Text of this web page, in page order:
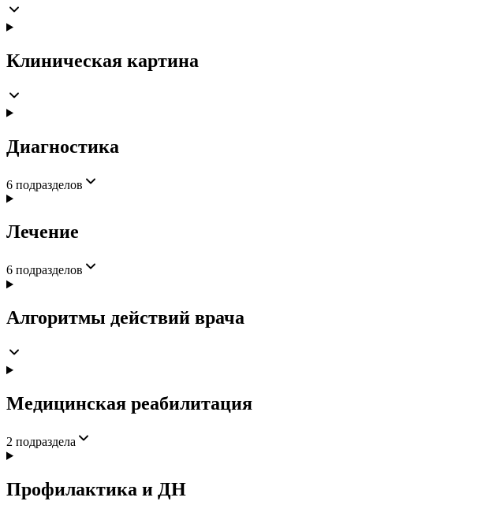
Клиническая картина
Диагностика
6 подразделов
Лечение
6 подразделов
Алгоритмы действий врача
Медицинская реабилитация
2 подраздела
Профилактика и ДН